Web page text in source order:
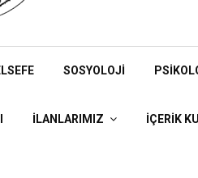
SOSYOLOJI
İLANLARIMIZ İÇERIK